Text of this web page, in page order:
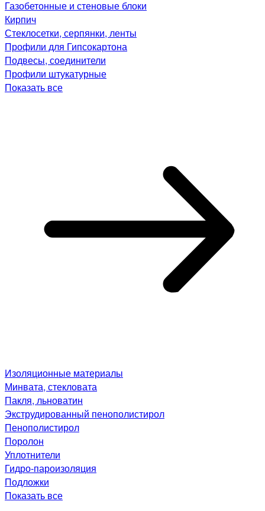
Газобетонные и стеновые блоки
Кирпич
Стеклосетки, серпянки, ленты
Профили для Гипсокартона
Подвесы, соединители
Профили штукатурные
Показать все
Изоляционные материалы
Минвата, стекловата
Пакля, льноватин
Экструдированный пенополистирол
Пенополистирол
Поролон
Уплотнители
Гидро-пароизоляция
Подложки
Показать все